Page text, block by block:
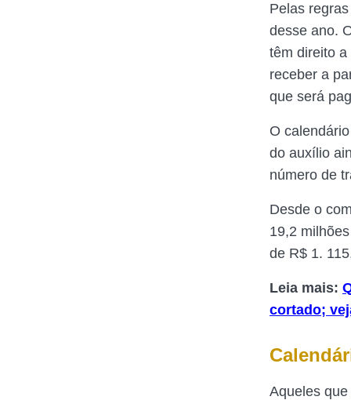
Pelas
desse ano.
têm direito
receber a
que será
O
do auxílio
número de
Desde o
19,2
de R$ 1.
Leia mais:
cortado;
Aqueles